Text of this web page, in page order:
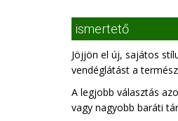
ismertető
Jöjjön el új, sajátos
vendéglátást a
A legjobb választás
vagy nagyobb baráti